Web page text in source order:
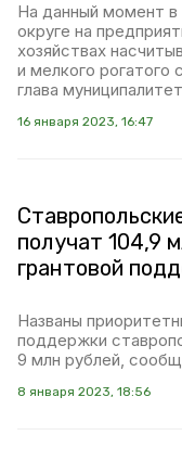
На данный момент
округе на
хозяйствах
и мелкого
глава
16 января 2023, 16:47
получат 104,9
грантовой
Названы
поддержки
9 млн рублей,
8 января 2023, 18:56